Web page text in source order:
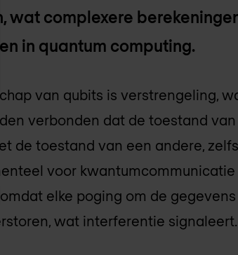
wat complexere
in quantum computing.
van qubits is verstrengeling,
verbonden dat de toestand
de toestand van een andere,
voor
elke poging om de
wat interferentie signaleert.